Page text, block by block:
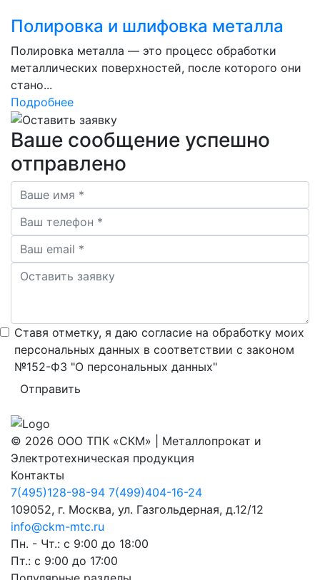
Полировка и шлифовка металла
Полировка металла — это процесс обработки
металлических поверхностей, после которого они
стано...
Подробнее
Ваше сообщение успешно
отправлено
Ставя отметку, я даю согласие на обработку моих
персональных данных в соответствии с законом
№152-ФЗ "О персональных данных"
Отправить
© 2026 ООО ТПК «СКМ» | Металлопрокат и
Электротехническая продукция
Контакты
7(495)128-98-94 7(499)404-16-24
109052, г. Москва, ул. Газгольдерная, д.12/12
info@ckm-mtc.ru
Пн. - Чт.: с 9:00 до 18:00
Пт.: с 9:00 до 17:00